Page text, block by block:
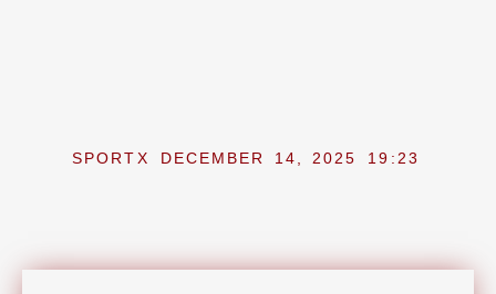
SPORTX DECEMBER 14, 2025 19:23